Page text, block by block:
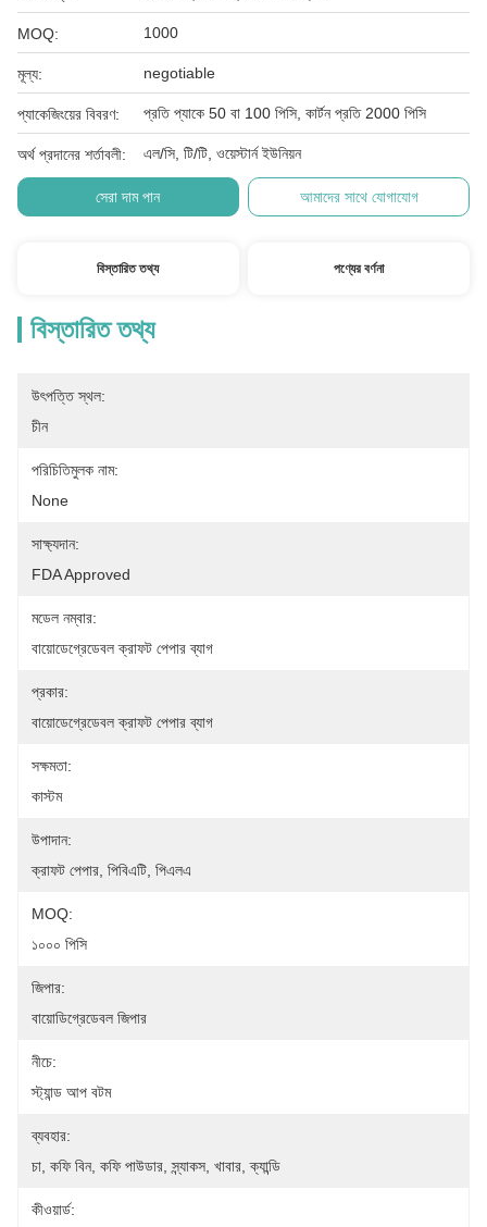
MOQ: 1000
মূল্য: negotiable
প্যাকেজিংয়ের বিবরণ: প্রতি প্যাকে 50 বা 100 পিসি, কার্টন প্রতি 2000 পিসি
অর্থ প্রদানের শর্তাবলী: এল/সি, টি/টি, ওয়েস্টার্ন ইউনিয়ন
সেরা দাম পান আমাদের সাথে যোগাযোগ
বিস্তারিত তথ্য পণ্যের বর্ণনা
বিস্তারিত তথ্য
উৎপত্তি স্থল:
চীন
পরিচিতিমুলক নাম:
None
সাক্ষ্যদান:
FDA Approved
মডেল নম্বার:
বায়োডেগ্রেডেবল ক্রাফট পেপার ব্যাগ
প্রকার:
বায়োডেগ্রেডেবল ক্রাফট পেপার ব্যাগ
সক্ষমতা:
কাস্টম
উপাদান:
ক্রাফট পেপার, পিবিএটি, পিএলএ
MOQ:
১০০০ পিসি
জিপার:
বায়োডিগ্রেডেবল জিপার
নীচে:
স্ট্যান্ড আপ বটম
ব্যবহার:
চা, কফি বিন, কফি পাউডার, স্ন্যাকস, খাবার, ক্যান্ডি
কীওয়ার্ড: